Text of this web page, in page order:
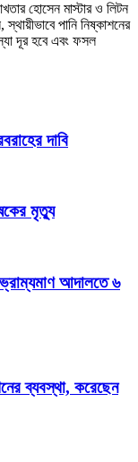
হোসেন মাস্টার ও লিটন
পানি নিষ্কাশনের
দূর হবে এবং ফসল
দাবি
মৃত্যু
আদালতে ৬
ব্যবস্থা, করেছেন